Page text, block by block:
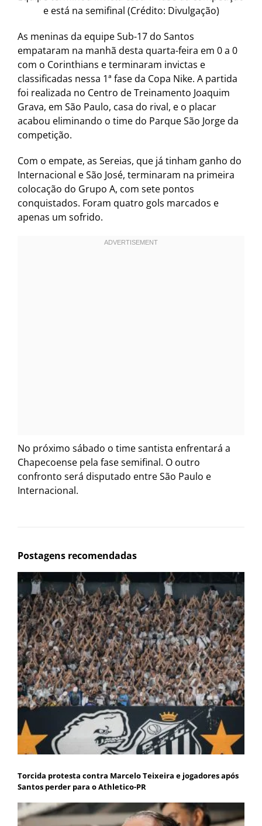
e está na semifinal (Crédito: Divulgação)
As meninas da equipe Sub-17 do Santos
empataram na manhã desta quarta-feira em 0 a 0
com o Corinthians e terminaram invictas e
classificadas nessa 1ª fase da Copa Nike. A partida
foi realizada no Centro de Treinamento Joaquim
Grava, em São Paulo, casa do rival, e o placar
acabou eliminando o time do Parque São Jorge da
competição.
Com o empate, as Sereias, que já tinham ganho do
Internacional e São José, terminaram na primeira
colocação do Grupo A, com sete pontos
conquistados. Foram quatro gols marcados e
apenas um sofrido.
No próximo sábado o time santista enfrentará a
Chapecoense pela fase semifinal. O outro
confronto será disputado entre São Paulo e
Internacional.
Postagens recomendadas
Torcida protesta contra Marcelo Teixeira e jogadores após
Santos perder para o Athletico-PR